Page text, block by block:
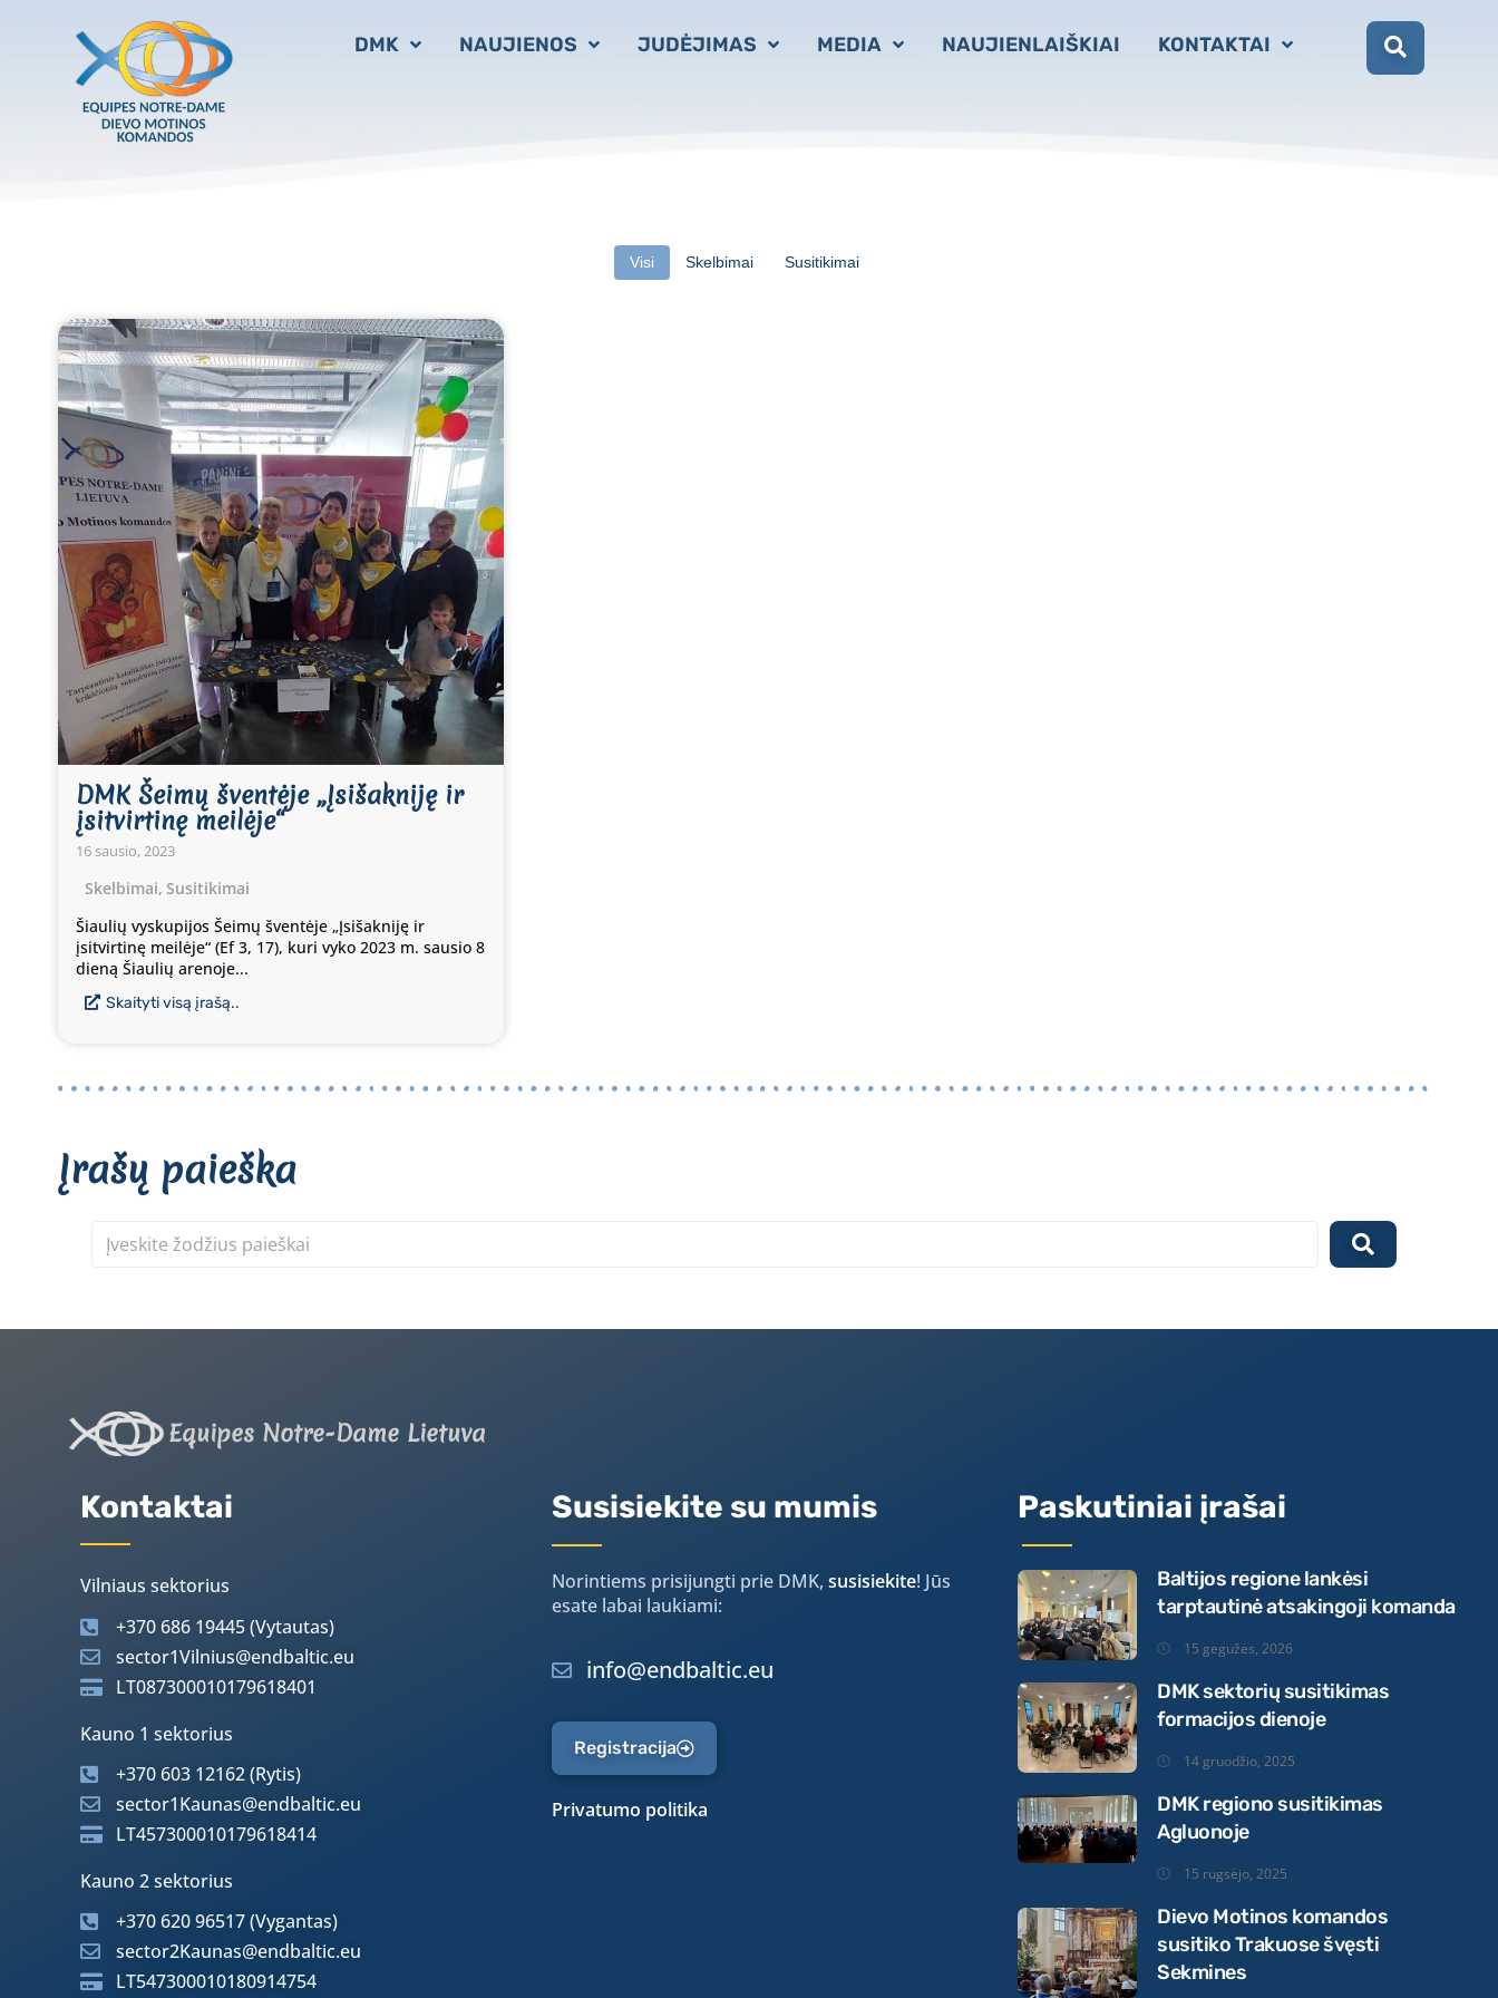
DMK NAUJIENOS JUDĖJIMAS MEDIA NAUJIENLAIŠKIAI KONTAKTAI
Visi Skelbimai Susitikimai
DMK Šeimų šventėje „Įsišakniję ir
įsitvirtinę meilėje“
16 sausio, 2023
Skelbimai, Susitikimai
Šiaulių vyskupijos Šeimų šventėje „Įsišakniję ir
įsitvirtinę meilėje“ (Ef 3, 17), kuri vyko 2023 m. sausio 8
dieną Šiaulių arenoje...
Skaityti visą įrašą..
Įrašų paieška
Equipes Notre-Dame Lietuva
Kontaktai
Vilniaus sektorius
+370 686 19445 (Vytautas)
sector1Vilnius@endbaltic.eu
LT087300010179618401
Kauno 1 sektorius
+370 603 12162 (Rytis)
sector1Kaunas@endbaltic.eu
LT457300010179618414
Kauno 2 sektorius
+370 620 96517 (Vygantas)
sector2Kaunas@endbaltic.eu
LT547300010180914754
Susisiekite su mumis
Norintiems prisijungti prie DMK, susisiekite! Jūs
esate labai laukiami:
info@endbaltic.eu
Registracija
Privatumo politika
Paskutiniai įrašai
Baltijos regione lankėsi
tarptautinė atsakingoji komanda
15 gegužės, 2026
DMK sektorių susitikimas
formacijos dienoje
14 gruodžio, 2025
DMK regiono susitikimas
Agluonoje
15 rugsėjo, 2025
Dievo Motinos komandos
susitiko Trakuose švęsti
Sekmines